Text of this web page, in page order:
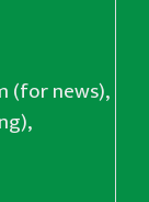
(for news),